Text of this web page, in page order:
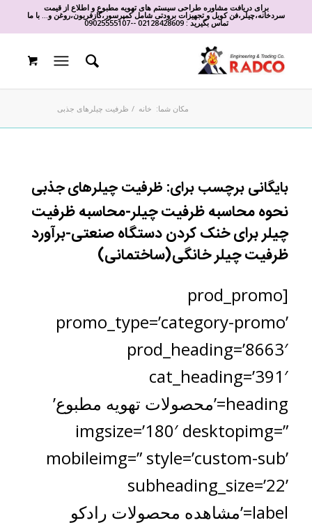
برای دریافت مشاوره طراحی سیستم های تهویه مطبوع و اطلاع از قیمت
سردخانه،چیلر،فن کویل و تجهیزات برودتی شامل کمپرسور،گازفریون،روغن و... با ما
تماس بگیرید :02128428609
-
-
09025555107
مکان شما: خانه / ظرفیت چیلرهای جذبی
بایگانی برچسب برای: ظرفیت چیلرهای جذبی
نحوه محاسبه ظرفیت چیلر-محاسبه ظرفیت
چیلر برای خنک کردن دستگاه صنعتی-برآورد
ظرفیت چیلر خانگی(ساختمانی)
[prod_promo
promo_type=’category-promo’
prod_heading=’8663′
cat_heading=’391′
heading=’محصولات تهویه مطبوع’
imgsize=’180′ desktopimg=”
mobileimg=” style=’custom-sub’
subheading_size=’22’
label=’مشاهده محصولات رادکو